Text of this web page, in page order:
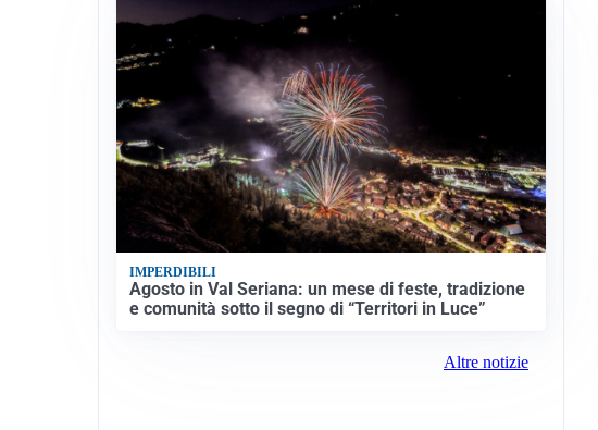
IMPERDIBILI
Agosto in Val Seriana: un mese di feste, tradizione
e comunità sotto il segno di “Territori in Luce”
Altre notizie